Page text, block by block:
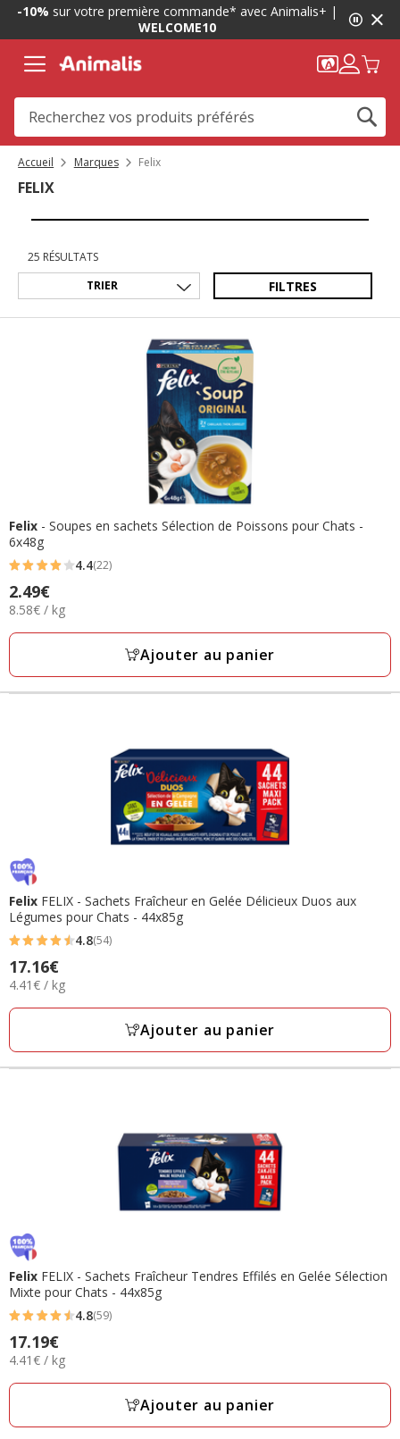
1
2,
message,
-10% sur votre première commande* avec Animalis+ |
WELCOME10
Accueil Marques Felix
FELIX
25 RÉSULTATS
FILTRES
Felix - Soupes en sachets Sélection de Poissons pour Chats -
6x48g
4.4
étoiles
avec
22
4.4(22)
Prix
2.49€
2.49€
8.58€
Kg
8.58€ / kg
Ajouter au panier
Felix FELIX - Sachets Fraîcheur en Gelée Délicieux Duos aux
Légumes pour Chats - 44x85g
4.8
étoiles
avec
54
4.8(54)
Prix
17.16€
17.16€
4.41€
Kg
4.41€ / kg
Ajouter au panier
Felix FELIX - Sachets Fraîcheur Tendres Effilés en Gelée Sélection
Mixte pour Chats - 44x85g
4.8
étoiles
avec
59
4.8(59)
Prix
17.19€
17.19€
4.41€
Kg
4.41€ / kg
Ajouter au panier